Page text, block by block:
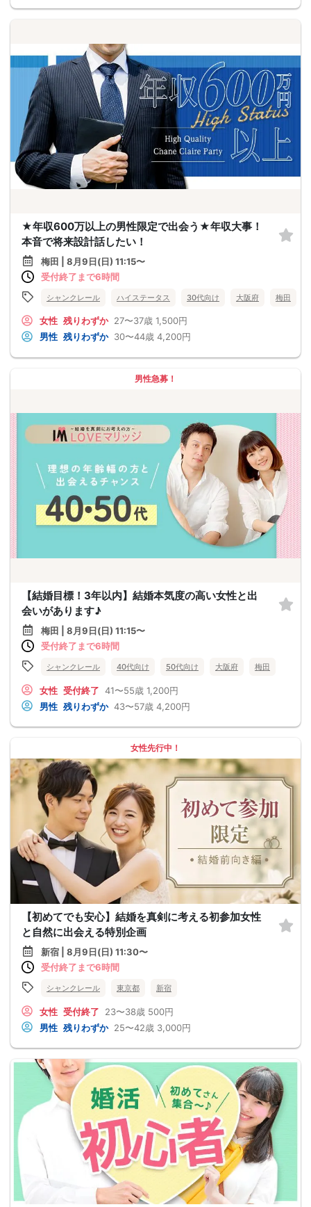
★年収600万以上の男性限定で出会う★年収大事！
本音で将来設計話したい！
梅田 | 8月9日(日) 11:15〜
受付終了まで6時間
シャンクレール ハイステータス 30代向け 大阪府 梅田
女性 残りわずか 27〜37歳 1,500円
男性 残りわずか 30〜44歳 4,200円
男性急募！
【結婚目標！3年以内】結婚本気度の高い女性と出
会いがあります♪
梅田 | 8月9日(日) 11:15〜
受付終了まで6時間
シャンクレール 40代向け 50代向け 大阪府 梅田
女性 受付終了 41〜55歳 1,200円
男性 残りわずか 43〜57歳 4,200円
女性先行中！
【初めてでも安心】結婚を真剣に考える初参加女性
と自然に出会える特別企画
新宿 | 8月9日(日) 11:30〜
受付終了まで6時間
シャンクレール 東京都 新宿
女性 受付終了 23〜38歳 500円
男性 残りわずか 25〜42歳 3,000円